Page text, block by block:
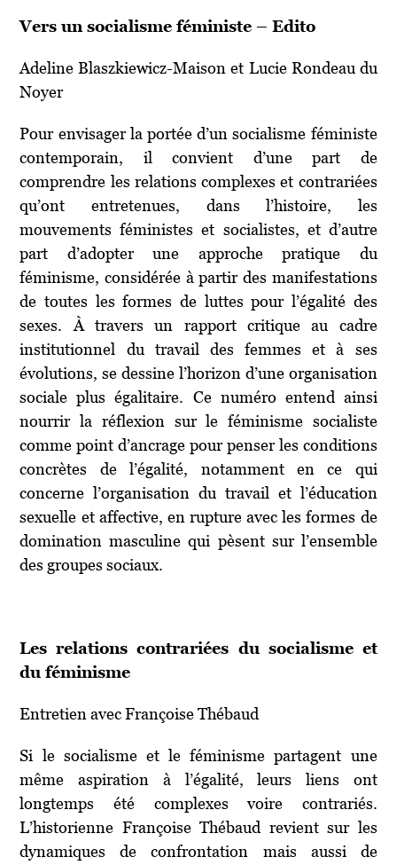
Vers un socialisme féministe – Edito
Adeline Blaszkiewicz-Maison et Lucie Rondeau du
Noyer
Pour envisager la portée d’un socialisme féministe
contemporain, il convient d’une part de
comprendre les relations complexes et contrariées
qu’ont entretenues, dans l’histoire, les
mouvements féministes et socialistes, et d’autre
part d’adopter une approche pratique du
féminisme, considérée à partir des manifestations
de toutes les formes de luttes pour l’égalité des
sexes. À travers un rapport critique au cadre
institutionnel du travail des femmes et à ses
évolutions, se dessine l’horizon d’une organisation
sociale plus égalitaire. Ce numéro entend ainsi
nourrir la réflexion sur le féminisme socialiste
comme point d’ancrage pour penser les conditions
concrètes de l’égalité, notamment en ce qui
concerne l’organisation du travail et l’éducation
sexuelle et affective, en rupture avec les formes de
domination masculine qui pèsent sur l’ensemble
des groupes sociaux.
Les relations contrariées du socialisme et
du féminisme
Entretien avec Françoise Thébaud
Si le socialisme et le féminisme partagent une
même aspiration à l’égalité, leurs liens ont
longtemps été complexes voire contrariés.
L’historienne Françoise Thébaud revient sur les
dynamiques de confrontation mais aussi de